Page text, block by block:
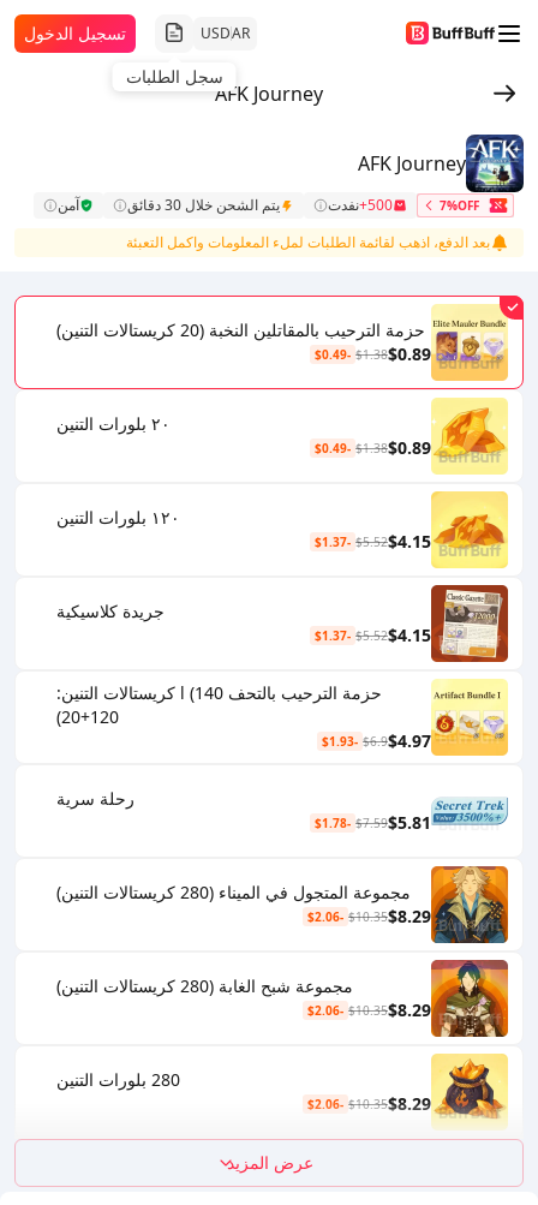
AR
USD
سجل الطلبات
تسجيل الدخول
AFK Journey
AFK Journey
7%OFF
500+ نفدت يتم الشحن خلال 30 دقائق
آمن
بعد الدفع، اذهب لقائمة الطلبات لملء المعلومات واكمل التعبئة
حزمة الترحيب بالمقاتلين النخبة (20 كريستالات التنين)
$0.89
$1.38
-$0.49
٢٠ بلورات التنين
$0.89
$1.38
-$0.49
١٢٠ بلورات التنين
$4.15
$5.52
-$1.37
جريدة كلاسيكية
$4.15
$5.52
-$1.37
حزمة الترحيب بالتحف l (140 كريستالات التنين:
120+20)
$4.97
$6.9
-$1.93
رحلة سرية
$5.81
$7.59
-$1.78
مجموعة المتجول في الميناء (280 كريستالات التنين)
$8.29
$10.35
-$2.06
مجموعة شبح الغابة (280 كريستالات التنين)
$8.29
$10.35
-$2.06
280 بلورات التنين
$8.29
$10.35
-$2.06
عرض المزيد